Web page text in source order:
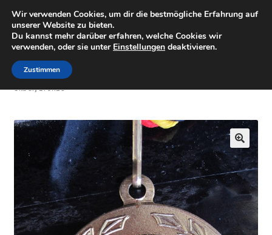
Zur
Navigation
springen
Zum
Inhalt
springen
Minigolfartikel
Shop
Mein Konto
Warenkorb
Start Minigolfzubehör
Silber, Bronze
🔍
Wir verwenden Cookies, um dir die bestmögliche Erfahrung auf
unserer Website zu bieten.
Du kannst mehr darüber erfahren, welche Cookies wir
verwenden, oder sie unter Einstellungen deaktivieren.
Zustimmen